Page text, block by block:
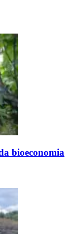
bioeconomia